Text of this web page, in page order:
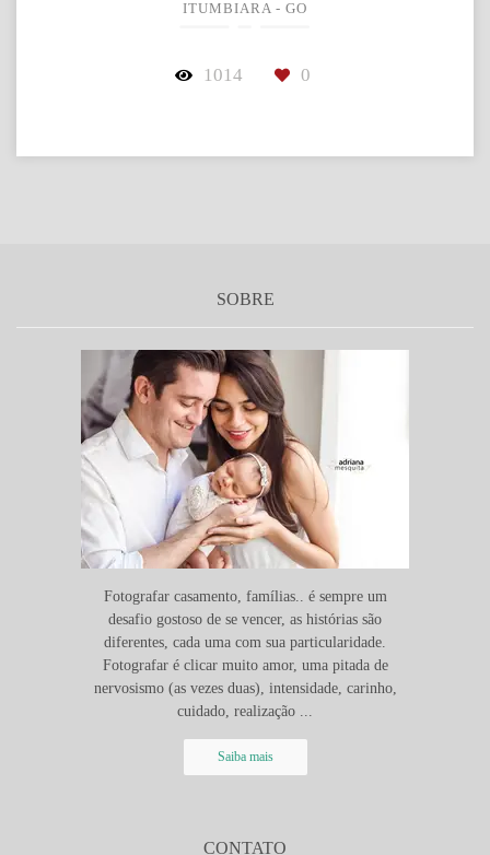
ITUMBIARA - GO
1014 0
SOBRE
Fotografar casamento, famílias.. é sempre um
desafio gostoso de se vencer, as histórias são
diferentes, cada uma com sua particularidade.
Fotografar é clicar muito amor, uma pitada de
nervosismo (as vezes duas), intensidade, carinho,
cuidado, realização ...
Saiba mais
CONTATO